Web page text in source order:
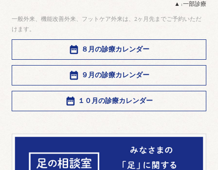
▲ : 一部診療
一般外来、機能改善外来、フットケア外来は、2ヶ月先までご予約いただ
けます。
８月の診療カレンダー
９月の診療カレンダー
１０月の診療カレンダー